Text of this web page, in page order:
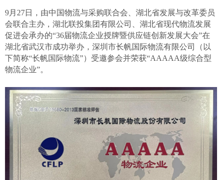
9月 27日，由中国物流与采购联合会、湖北省发展与改革委员
会联合主办，湖北联投集团有限公司、湖北省现代物流发展
促进会承办的“36届物流企业授牌暨供应链创新发展大会”在
湖北省武汉市成功举办，深圳市长帆国际物流有限公司（以
下简称“长帆国际物流”）受邀参会并荣获“AAAAA级综合型
物流企业”。